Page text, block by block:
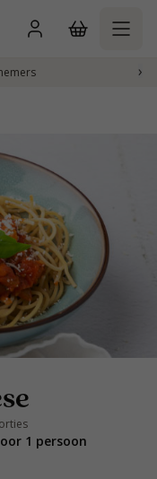
›
1 persoon